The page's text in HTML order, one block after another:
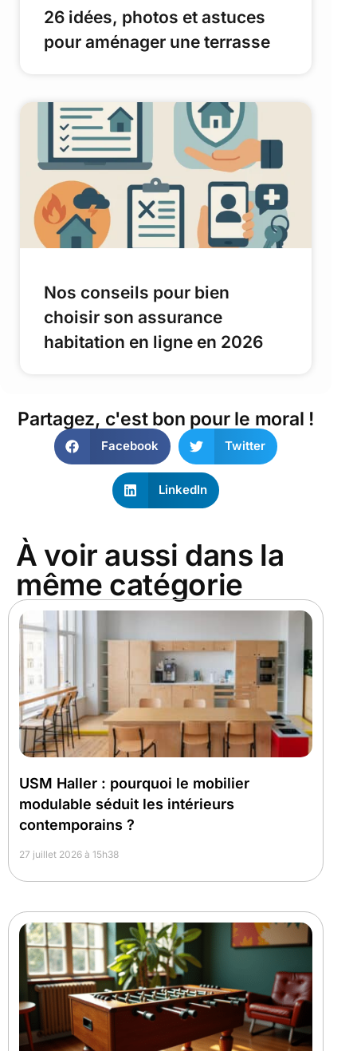
26 idées, photos et astuces
pour aménager une terrasse
Nos conseils pour bien
choisir son assurance
habitation en ligne en 2026
Partagez, c'est bon pour le moral !
Facebook Twitter
LinkedIn
À voir aussi dans la
même catégorie
USM Haller : pourquoi le mobilier
modulable séduit les intérieurs
contemporains ?
27 juillet 2026 à 15h38